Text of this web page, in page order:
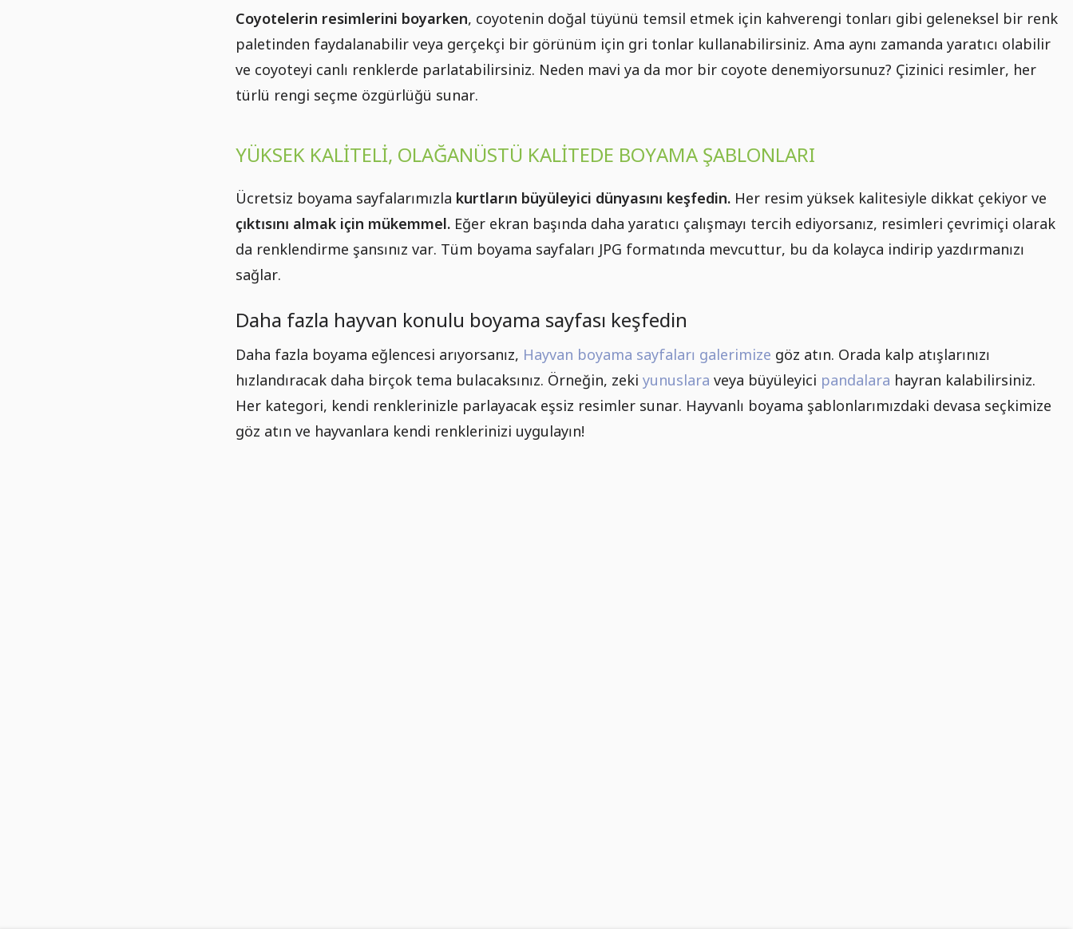
Coyotelerin resimlerini boyarken, coyotenin doğal tüyünü temsil etmek için kahverengi tonları gibi geleneksel bir renk
paletinden faydalanabilir veya gerçekçi bir görünüm için gri tonlar kullanabilirsiniz. Ama aynı zamanda yaratıcı olabilir
ve coyoteyi canlı renklerde parlatabilirsiniz. Neden mavi ya da mor bir coyote denemiyorsunuz? Çizinici resimler, her
türlü rengi seçme özgürlüğü sunar.
YÜKSEK KALITELI, OLAĞANÜSTÜ KALITEDE BOYAMA ŞABLONLARI
Ücretsiz boyama sayfalarımızla kurtların büyüleyici dünyasını keşfedin. Her resim yüksek kalitesiyle dikkat çekiyor ve
çıktısını almak için mükemmel. Eğer ekran başında daha yaratıcı çalışmayı tercih ediyorsanız, resimleri çevrimiçi olarak
da renklendirme şansınız var. Tüm boyama sayfaları JPG formatında mevcuttur, bu da kolayca indirip yazdırmanızı
sağlar.
Daha fazla hayvan konulu boyama sayfası keşfedin
Daha fazla boyama eğlencesi arıyorsanız, Hayvan boyama sayfaları galerimize göz atın. Orada kalp atışlarınızı
hızlandıracak daha birçok tema bulacaksınız. Örneğin, zeki yunuslara veya büyüleyici pandalara hayran kalabilirsiniz.
Her kategori, kendi renklerinizle parlayacak eşsiz resimler sunar. Hayvanlı boyama şablonlarımızdaki devasa seçkimize
göz atın ve hayvanlara kendi renklerinizi uygulayın!